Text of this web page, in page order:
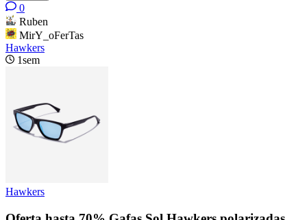
0
Ruben
MirY_oFerTas
Hawkers
1sem
Hawkers